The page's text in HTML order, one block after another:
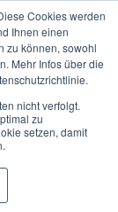
Cookies werden
Ihnen einen
zu können, sowohl
Mehr Infos über die
nicht verfolgt.
zu
setzen, damit
Ustorf